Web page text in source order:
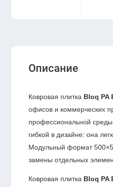
Описание
Ковровая плитка Bloq PA
офисов и коммерческих
профессиональной
гибкой в дизайне: она
Модульный формат
замены отдельных
Ковровая плитка Bloq PA